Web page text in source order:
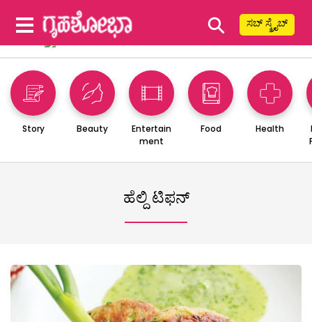
⚲ ಸಬ್ ಸ್ಕ್ರೈಬ್
Story Beauty
Entertain
ment
Food Health
ಹೆಲ್ದಿ ಟಿಫನ್